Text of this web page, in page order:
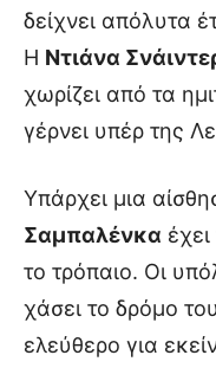
δείχνει απόλυτα
Η Ντιάνα
χωρίζει από τα
γέρνει υπέρ της
Υπάρχει μια
Σαμπαλένκα
το τρόπαιο. Οι
χάσει το δρόμο
ελεύθερο για